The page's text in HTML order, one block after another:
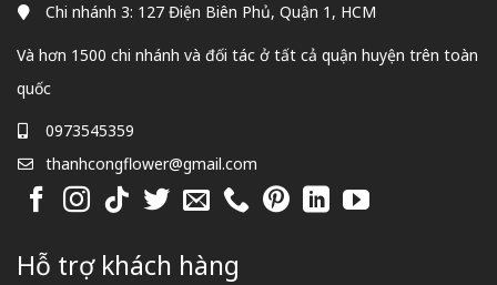
Chi nhánh 3: 127 Điện Biên Phủ, Quận 1, HCM
Và hơn 1500 chi nhánh và đối tác ở tất cả quận huyện trên toàn
quốc
0973545359
thanhcongflower@gmail.com
Hỗ trợ khách hàng